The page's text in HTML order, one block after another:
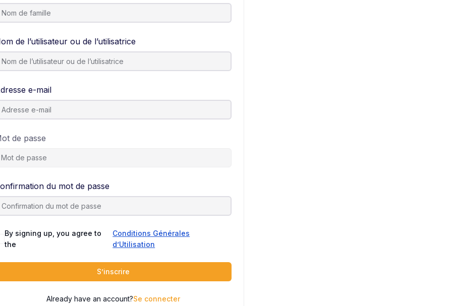
de l’utilisateur ou de l’utilisatrice
e-mail
de passe
du mot de passe
By signing up, you agree to
the
Conditions Générales
d’Utilisation
S’inscrire
Already have an account?Se connecter